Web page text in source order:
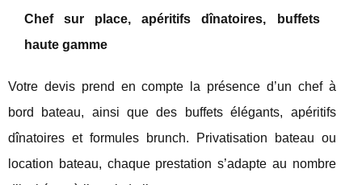
Chef sur place, apéritifs dînatoires, buffets
haute gamme
Votre devis prend en compte la présence d’un chef à
bord bateau, ainsi que des buffets élégants, apéritifs
dînatoires et formules brunch. Privatisation bateau ou
location bateau, chaque prestation s’adapte au nombre